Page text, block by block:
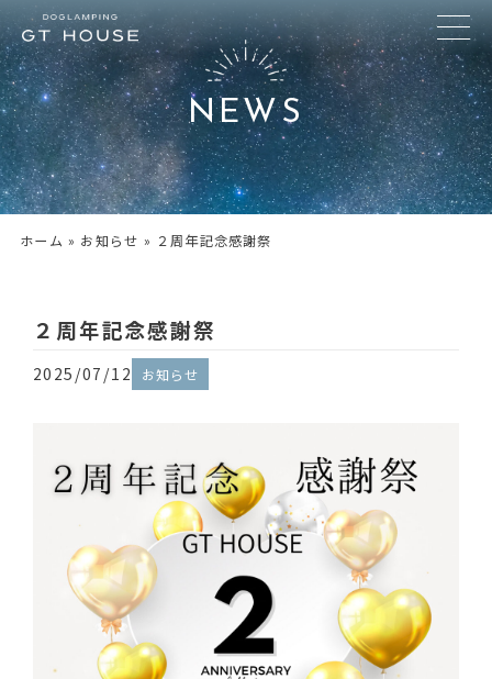
NEWS
ホーム » お知らせ » ２周年記念感謝祭
２周年記念感謝祭
2025/07/12 お知らせ